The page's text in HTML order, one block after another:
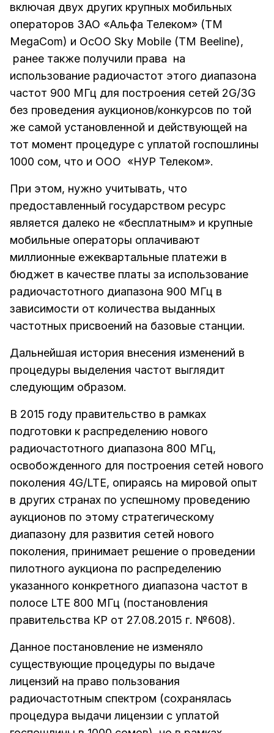
включая двух других крупных мобильных
операторов ЗАО «Альфа Телеком» (ТМ
MegaCom) и ОсОО Sky Mobile (ТМ Beeline),
ранее также получили права на
использование радиочастот этого диапазона
частот 900 МГц для построения сетей 2G/3G
без проведения аукционов/конкурсов по той
же самой установленной и действующей на
тот момент процедуре с уплатой госпошлины
1000 сом, что и ООО «НУР Телеком».
При этом, нужно учитывать, что
предоставленный государством ресурс
является далеко не «бесплатным» и крупные
мобильные операторы оплачивают
миллионные ежеквартальные платежи в
бюджет в качестве платы за использование
радиочастотного диапазона 900 МГц в
зависимости от количества выданных
частотных присвоений на базовые станции.
Дальнейшая история внесения изменений в
процедуры выделения частот выглядит
следующим образом.
В 2015 году правительство в рамках
подготовки к распределению нового
радиочастотного диапазона 800 МГц,
освобожденного для построения сетей нового
поколения 4G/LTE, опираясь на мировой опыт
в других странах по успешному проведению
аукционов по этому стратегическому
диапазону для развития сетей нового
поколения, принимает решение о проведении
пилотного аукциона по распределению
указанного конкретного диапазона частот в
полосе LTE 800 МГц (постановления
правительства КР от 27.08.2015 г. №608).
Данное постановление не изменяло
существующие процедуры по выдаче
лицензий на право пользования
радиочастотным спектром (сохранялась
процедура выдачи лицензии с уплатой